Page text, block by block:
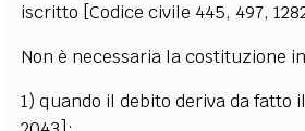
iscritto [Codice civile 445, 497,
Non è necessaria la costituzione
1) quando il debito deriva da fatto